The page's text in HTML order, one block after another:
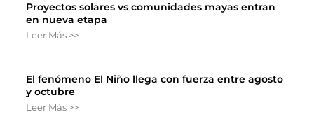
Proyectos solares vs comunidades mayas entran
en nueva etapa
Leer Más >>
El fenómeno El Niño llega con fuerza entre agosto
y octubre
Leer Más >>